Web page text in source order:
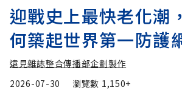
迎戰史上最快老化潮
何築起世界第一防護
遠見雜誌整合傳播部企劃製作
2026-07-30
瀏覽數 1,150+